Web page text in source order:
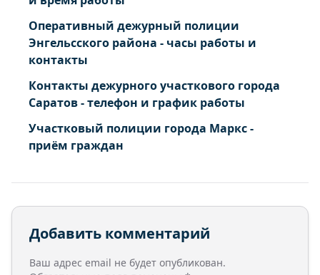
Оперативный дежурный полиции
Энгельсского района - часы работы и
контакты
Контакты дежурного участкового города
Саратов - телефон и график работы
Участковый полиции города Маркс -
приём граждан
Добавить комментарий
Ваш адрес email не будет опубликован.